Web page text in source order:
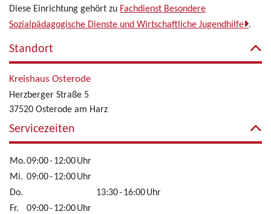
Diese Einrichtung gehört zu Fachdienst Besondere
Sozialpädagogische Dienste und Wirtschaftliche Jugendhilfe .
Standort
Kreishaus Osterode
Herzberger Straße 5
37520 Osterode am Harz
Servicezeiten
Mo.09:00-12:00Uhr
Mi. 09:00-12:00Uhr
Do.
13:30-16:00Uhr
Fr.
09:00-12:00Uhr